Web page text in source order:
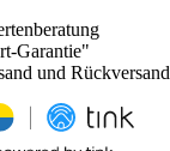
Garantie"
und Rückversand